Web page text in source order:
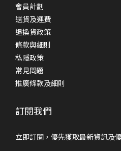
會員計劃
送貨及運費
退換貨政策
條款與細則
私隱政策
常見問題
推廣條款及細則
訂閱我們
立即訂閱，優先獲取最新資訊及